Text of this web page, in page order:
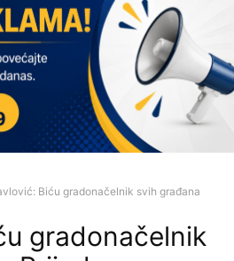
Biću gradonačelnik svih građana
gradonačelnik